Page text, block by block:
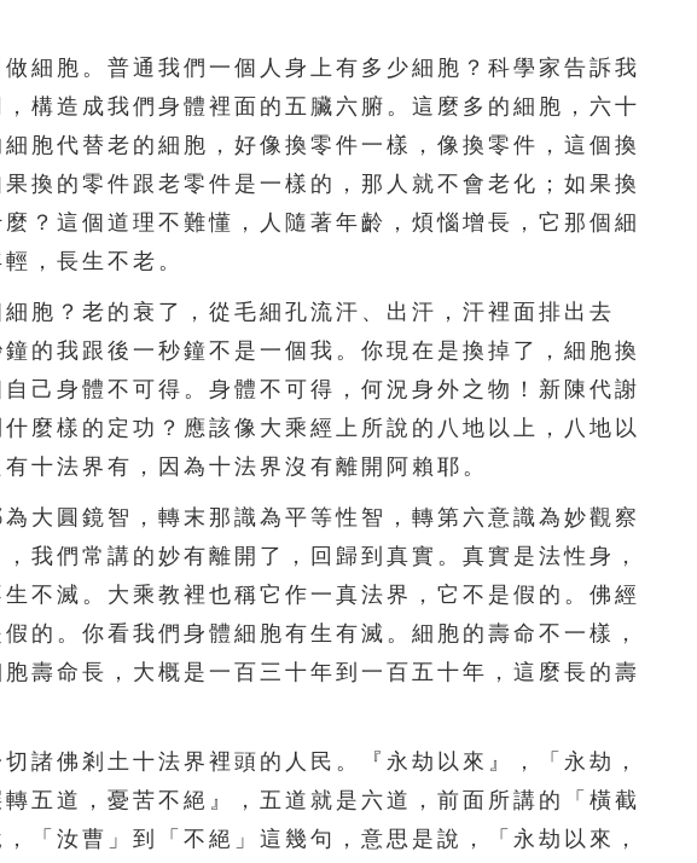
201 202 203 204 205
206 207 208 209 210
211 212 213 214 215
226 227 228 229 230
236 237 238 239 240
241 242 243 244 245
246 247 248 249 250
251 252 253 254 255
261 262 263 264 265
266 267 269 270
胞。普通我們一個人身上有多少細胞？科學家告訴我
構造成我們身體裡面的五臟六腑。這麼多的細胞，六十
胞代替老的細胞，好像換零件一樣，像換零件，這個換
換的零件跟老零件是一樣的，那人就不會老化；如果換
？這個道理不難懂，人隨著年齡，煩惱增長，它那個細
，長生不老。
？老的衰了，從毛細孔流汗、出汗，汗裡面排出去
的我跟後一秒鐘不是一個我。你現在是換掉了，細胞換
己身體不可得。身體不可得，何況身外之物！新陳代謝
麼樣的定功？應該像大乘經上所說的八地以上，八地以
十法界有，因為十法界沒有離開阿賴耶。
圓鏡智，轉末那識為平等性智，轉第六意識為妙觀察
我們常講的妙有離開了，回歸到真實。真實是法性身，
不滅。大乘教裡也稱它作一真法界，它不是假的。佛經
的。你看我們身體細胞有生有滅。細胞的壽命不一樣，
壽命長，大概是一百三十年到一百五十年，這麼長的壽
佛剎土十法界裡頭的人民。『永劫以來』，「永劫，
五道，憂苦不絕』，五道就是六道，前面所講的「橫截
「汝曹」到「不絕」這幾句，意思是說，「永劫以來，